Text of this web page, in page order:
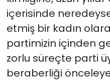
içerisinde
etmiş bir kadın
partimizin içinden
zorlu süreçte parti
beraberliği